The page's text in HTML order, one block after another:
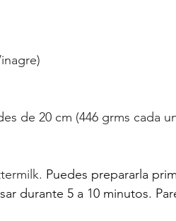
de 20 cm (446 grms cada
Puedes prepararla
durante 5 a 10 minutos.